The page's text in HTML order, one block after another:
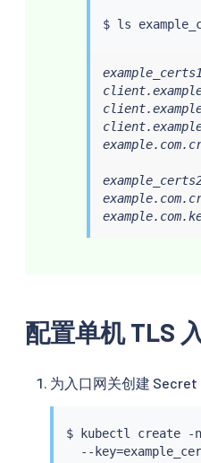
$ ls
配置单机 TLS
为入口网关创建 Secret
$ kubectl create -
  --key
=